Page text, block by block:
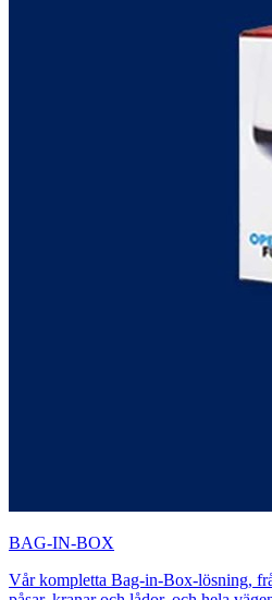
BAG-IN-BOX
Vår kompletta Bag-in-Box-lösning,